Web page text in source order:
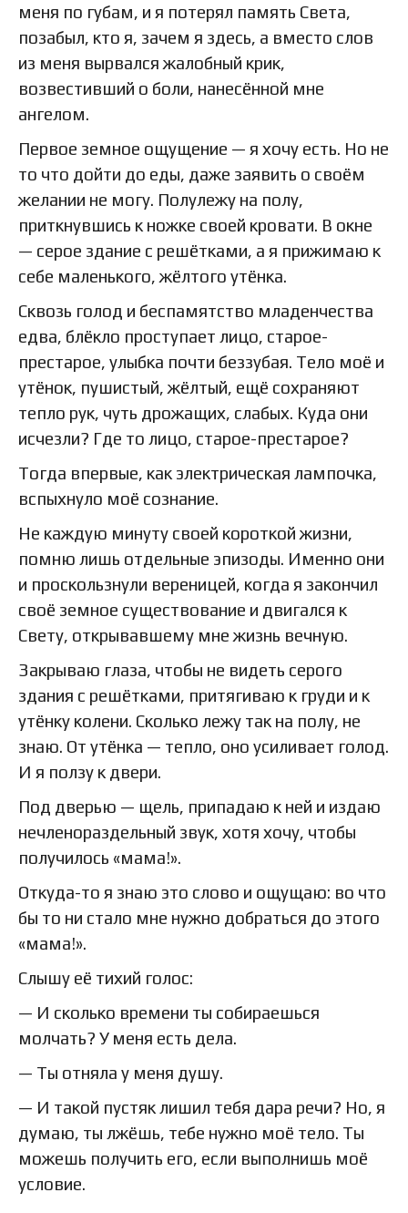
меня по губам, и я потерял память Света,
позабыл, кто я, зачем я здесь, а вместо слов
из меня вырвался жалобный крик,
возвестивший о боли, нанесённой мне
ангелом.
Первое земное ощущение — я хочу есть. Но не
то что дойти до еды, даже заявить о своём
желании не могу. Полулежу на полу,
приткнувшись к ножке своей кровати. В окне
— серое здание с решётками, а я прижимаю к
себе маленького, жёлтого утёнка.
Сквозь голод и беспамятство младенчества
едва, блёкло проступает лицо, старое-
престарое, улыбка почти беззубая. Тело моё и
утёнок, пушистый, жёлтый, ещё сохраняют
тепло рук, чуть дрожащих, слабых. Куда они
исчезли? Где то лицо, старое-престарое?
Тогда впервые, как электрическая лампочка,
вспыхнуло моё сознание.
Не каждую минуту своей короткой жизни,
помню лишь отдельные эпизоды. Именно они
и проскользнули вереницей, когда я закончил
своё земное существование и двигался к
Свету, открывавшему мне жизнь вечную.
Закрываю глаза, чтобы не видеть серого
здания с решётками, притягиваю к груди и к
утёнку колени. Сколько лежу так на полу, не
знаю. От утёнка — тепло, оно усиливает голод.
И я ползу к двери.
Под дверью — щель, припадаю к ней и издаю
нечленораздельный звук, хотя хочу, чтобы
получилось «мама!».
Откуда-то я знаю это слово и ощущаю: во что
бы то ни стало мне нужно добраться до этого
«мама!».
Слышу её тихий голос:
— И сколько времени ты собираешься
молчать? У меня есть дела.
— Ты отняла у меня душу.
— И такой пустяк лишил тебя дара речи? Но, я
думаю, ты лжёшь, тебе нужно моё тело. Ты
можешь получить его, если выполнишь моё
условие.